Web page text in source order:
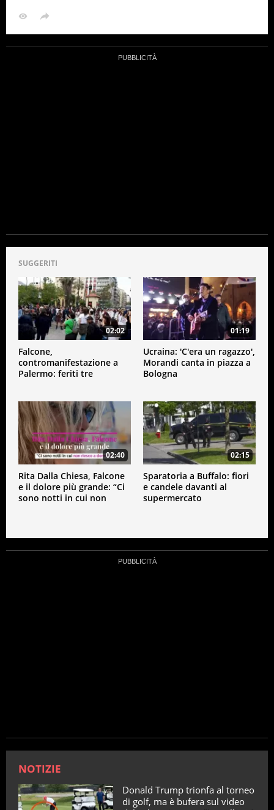
SUGGERITI
02:02
Falcone,
contromanifestazione a
Palermo: feriti tre
01:19
Ucraina: 'C'era un ragazzo',
Morandi canta in piazza a
Bologna
02:40
Rita Dalla Chiesa, Falcone
e il dolore più grande: “Ci
sono notti in cui non
02:15
Sparatoria a Buffalo: fiori
e candele davanti al
supermercato
NOTIZIE
Donald Trump trionfa al torneo
di golf, ma è bufera sul video